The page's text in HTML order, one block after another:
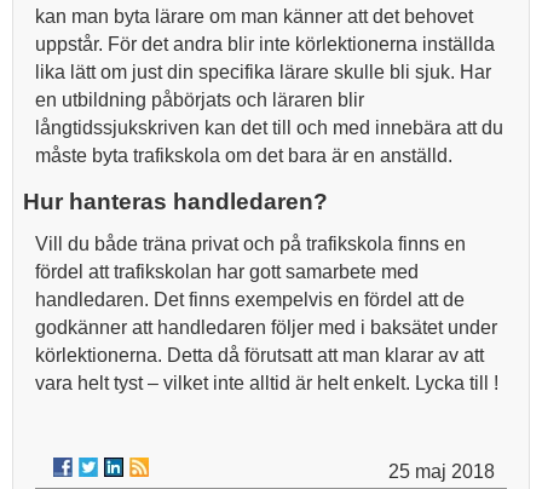
kan man byta lärare om man känner att det behovet
uppstår. För det andra blir inte körlektionerna inställda
lika lätt om just din specifika lärare skulle bli sjuk. Har
en utbildning påbörjats och läraren blir
långtidssjukskriven kan det till och med innebära att du
måste byta trafikskola om det bara är en anställd.
Hur hanteras handledaren?
Vill du både träna privat och på trafikskola finns en
fördel att trafikskolan har gott samarbete med
handledaren. Det finns exempelvis en fördel att de
godkänner att handledaren följer med i baksätet under
körlektionerna. Detta då förutsatt att man klarar av att
vara helt tyst – vilket inte alltid är helt enkelt. Lycka till !
25 maj 2018